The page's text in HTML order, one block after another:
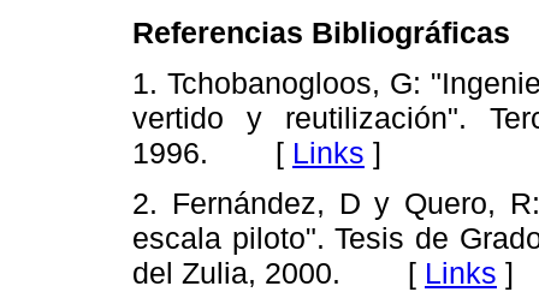
Referencias Bibliográficas
1. Tchobanogloos, G:
vertido y reutilización".
1996. [ Links ]
2. Fernández, D y Quero,
escala piloto". Tesis de
del Zulia, 2000. [ Links ]